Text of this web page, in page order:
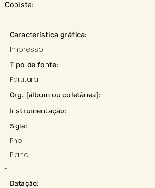
Copista:
-
Característica gráfica:
Impresso
Tipo de fonte:
Partitura
Org. [álbum ou coletânea]:
Instrumentação:
Sigla:
Pno
Piano
-
Datação: